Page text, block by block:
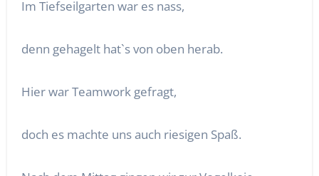
Im Tiefseilgarten war es nass,
denn gehagelt hat`s von oben herab.
Hier war Teamwork gefragt,
doch es machte uns auch riesigen Spaß.